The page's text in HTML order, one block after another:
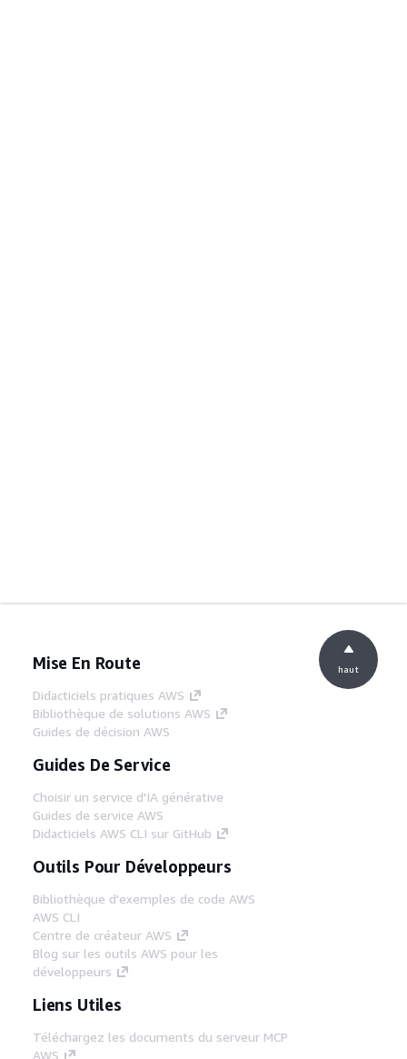
Mise En Route
Didacticiels pratiques AWS
Bibliothèque de solutions AWS
Guides de décision AWS
Guides De Service
Choisir un service d'IA générative
Guides de service AWS
Didacticiels AWS CLI sur GitHub
Outils Pour Développeurs
Bibliothèque d'exemples de code AWS
AWS CLI
Centre de créateur AWS
Blog sur les outils AWS pour les
développeurs
Liens Utiles
Téléchargez les documents du serveur MCP
AWS
haut